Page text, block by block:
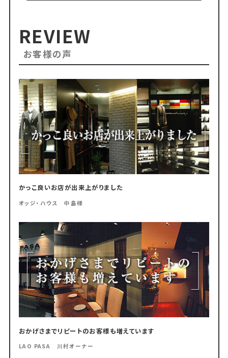
REVIEW
お客様の声
かっこ良いお店が出来上がりました
オッジ・ハウス 中島様
おかげさまでリピートのお客様も増えています
LAO PASA 川村オーナー